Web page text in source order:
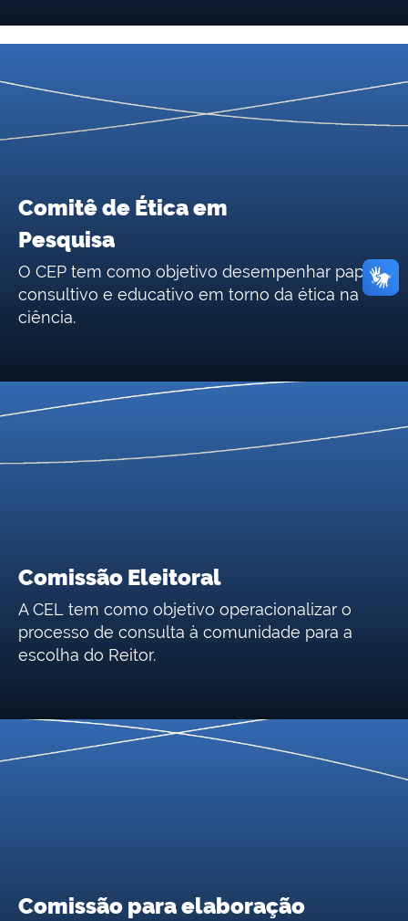
Comitê de Ética em
Pesquisa
O CEP tem como objetivo desempenhar papel
consultivo e educativo em torno da ética na
ciência.
Comissão Eleitoral
A CEL tem como objetivo operacionalizar o
processo de consulta à comunidade para a
escolha do Reitor.
Comissão para elaboração